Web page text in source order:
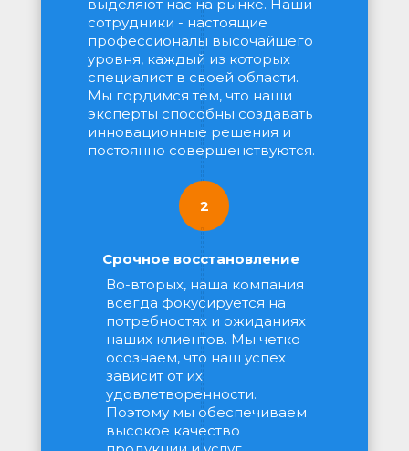
Срочное восстановление
выделяют нас на рынке. Наши
сотрудники - настоящие
профессионалы высочайшего
уровня, каждый из которых
специалист в своей области.
Мы гордимся тем, что наши
эксперты способны создавать
инновационные решения и
постоянно совершенствуются.
Во-вторых, наша компания
всегда фокусируется на
потребностях и ожиданиях
наших клиентов. Мы четко
осознаем, что наш успех
зависит от их
удовлетворенности.
Поэтому мы обеспечиваем
высокое качество
2